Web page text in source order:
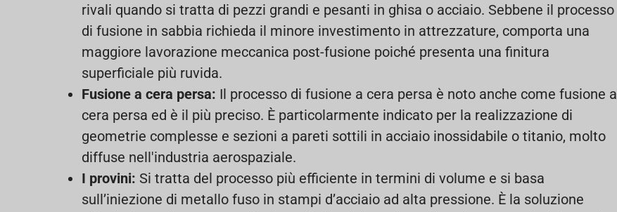
rivali quando si tratta di pezzi grandi e pesanti in ghisa o acciaio. Sebbene il processo
di fusione in sabbia richieda il minore investimento in attrezzature, comporta una
maggiore lavorazione meccanica post-fusione poiché presenta una finitura
superficiale più ruvida.
Fusione a cera persa: Il processo di fusione a cera persa è noto anche come fusione a
cera persa ed è il più preciso. È particolarmente indicato per la realizzazione di
geometrie complesse e sezioni a pareti sottili in acciaio inossidabile o titanio, molto
diffuse nell'industria aerospaziale.
I provini: Si tratta del processo più efficiente in termini di volume e si basa
sull’iniezione di metallo fuso in stampi d’acciaio ad alta pressione. È la soluzione